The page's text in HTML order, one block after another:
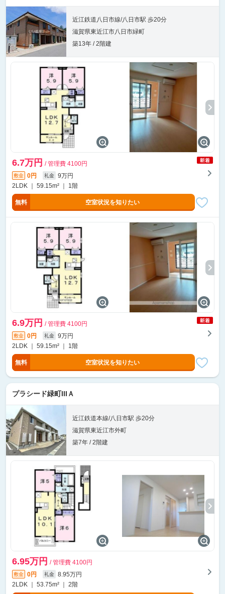
近江鉄道八日市線/八日市駅 歩20分
滋賀県東近江市八日市緑町
築13年 / 2階建
6.7万円 / 管理費 4100円
敷金 0円 礼金
9万円
2LDK ｜ 59.15m² ｜ 1階
無料 空室状況を知りたい
6.9万円 / 管理費 4100円
敷金 0円 礼金
9万円
2LDK ｜ 59.15m² ｜ 1階
無料 空室状況を知りたい
プラシード緑町IIIＡ
近江鉄道本線/八日市駅 歩20分
滋賀県東近江市外町
築7年 / 2階建
6.95万円 / 管理費 4100円
敷金 0円 礼金
8.95万円
2LDK ｜ 53.75m² ｜ 2階